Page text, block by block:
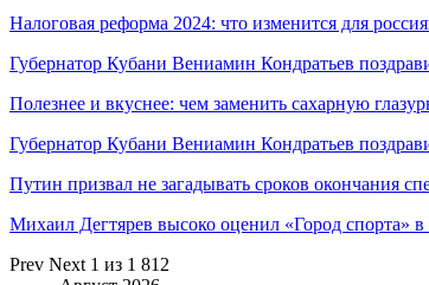
Налоговая реформа 2024: что изменится для
Губернатор Кубани Вениамин Кондратьев
Полезнее и вкуснее: чем заменить сахарную
Губернатор Кубани Вениамин Кондратьев
Путин призвал не загадывать сроков окончания
Михаил Дегтярев высоко оценил «Город спорта» в
Prev Next 1 из 1 812